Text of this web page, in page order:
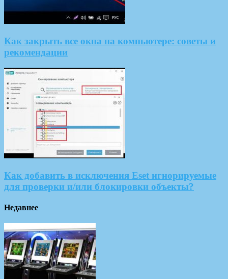
Как закрыть все окна на компьютере: советы и
рекомендации
Как добавить в исключения Eset игнорируемые
для проверки и/или блокировки объекты?
Недавнее